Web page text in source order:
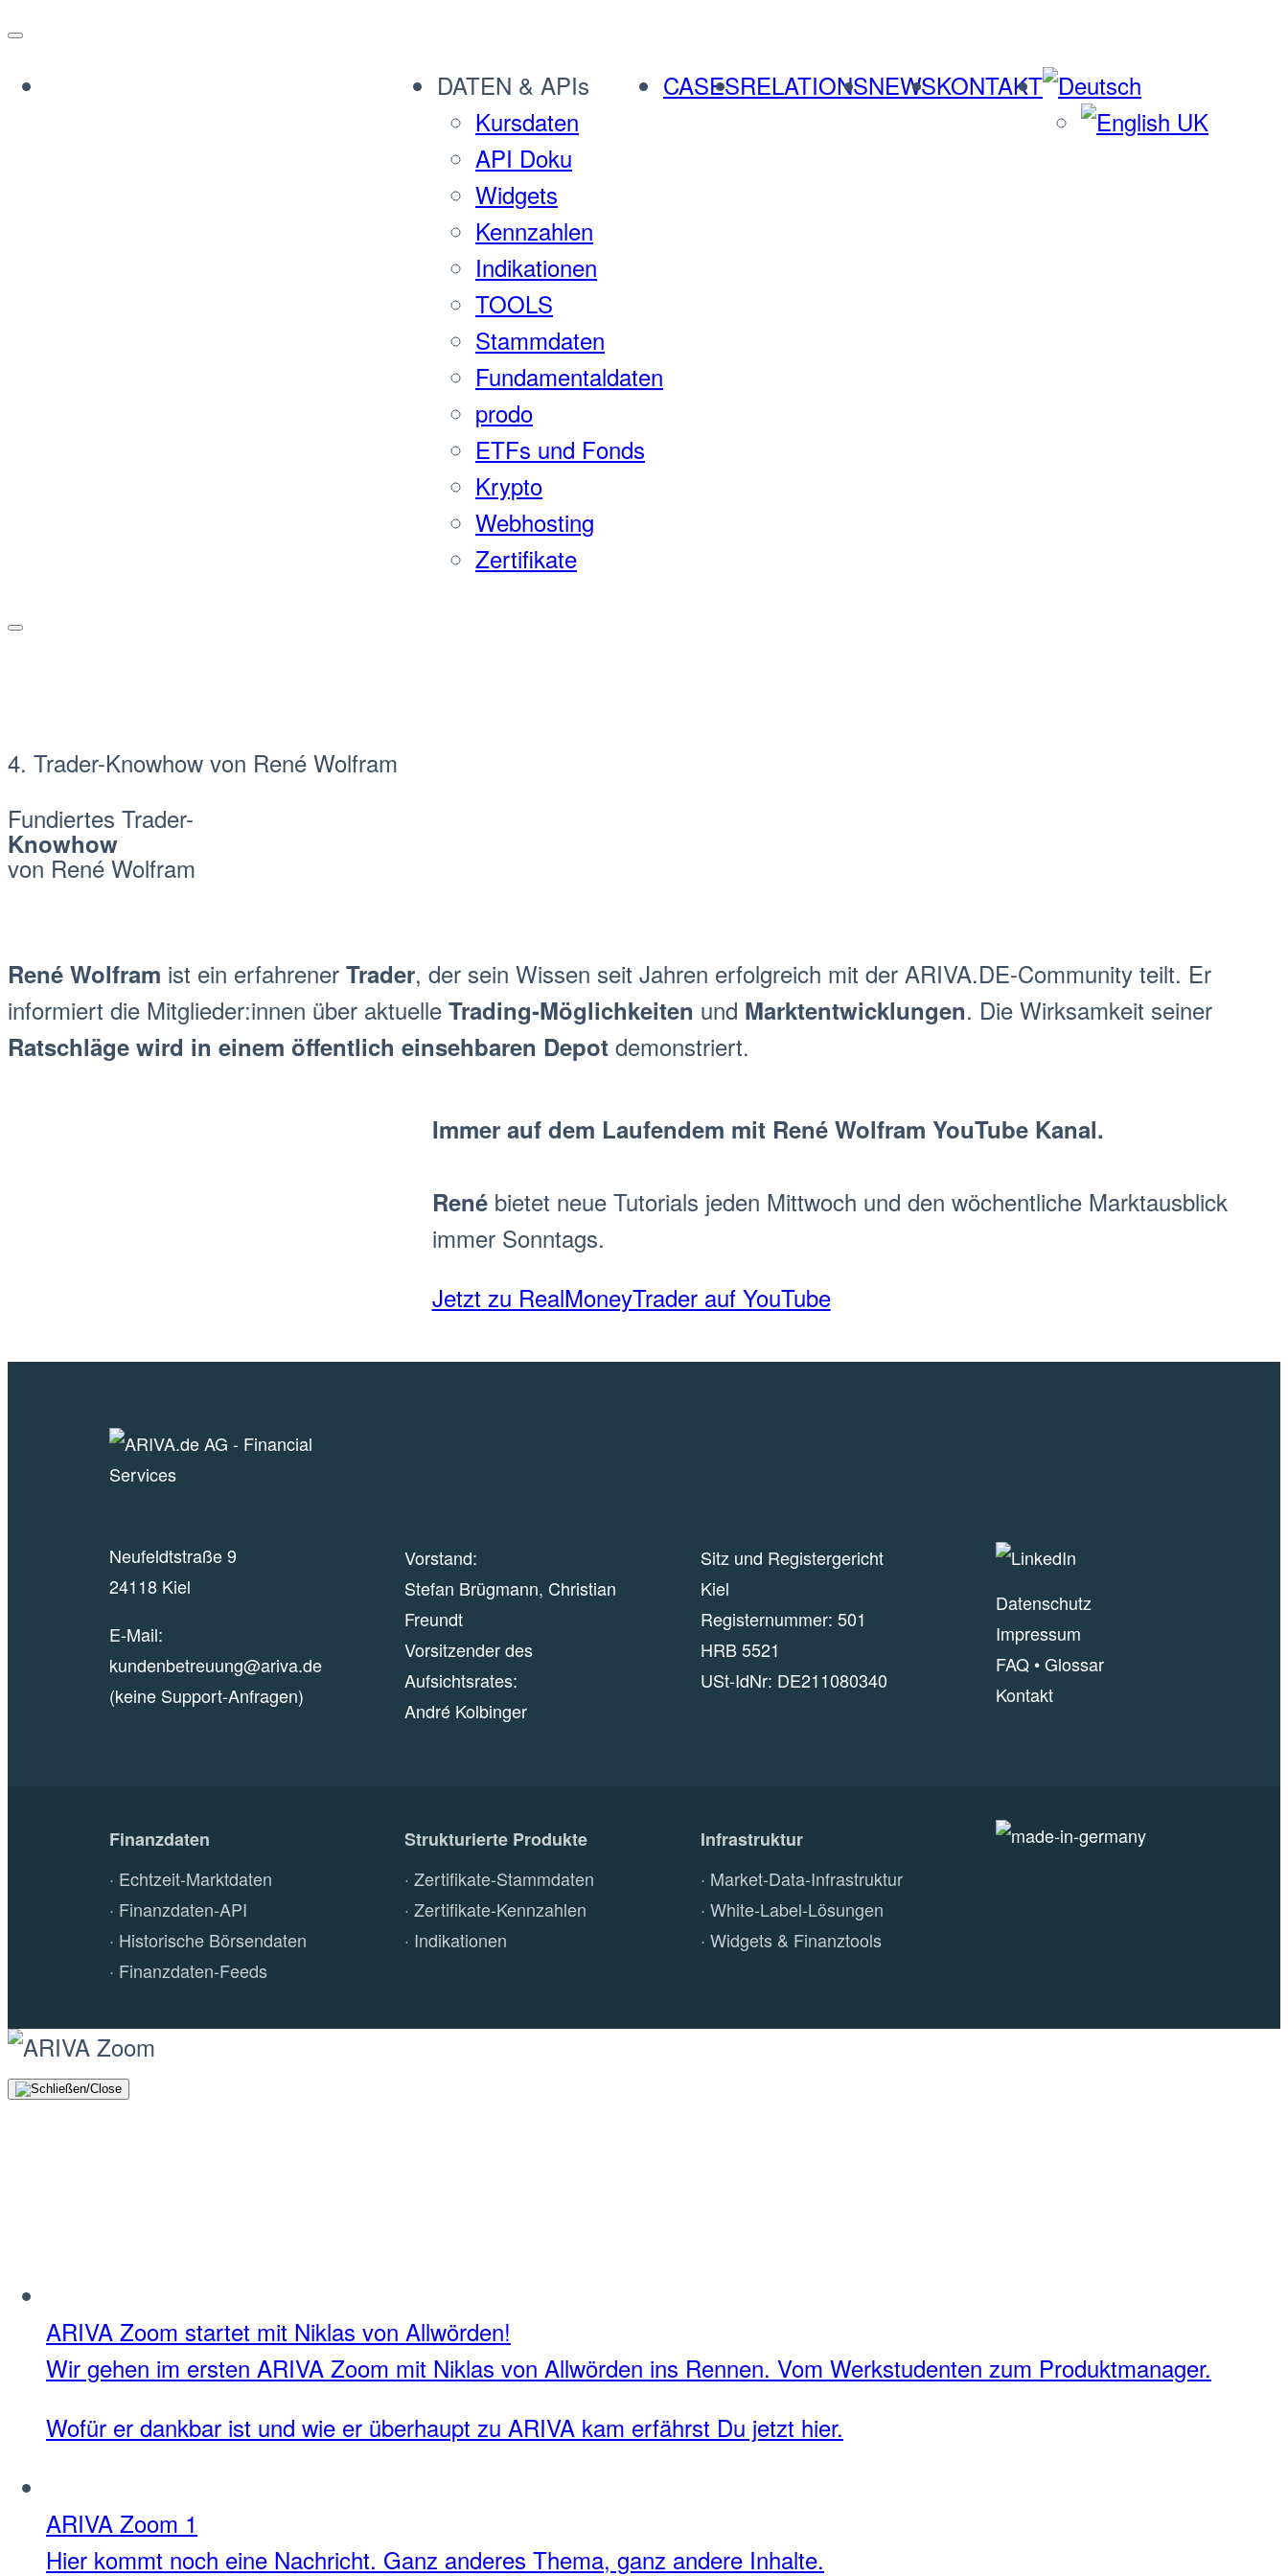
Zum
springen
DATEN & APIs
Kursdaten
API Doku
Widgets
Kennzahlen
Indikationen
TOOLS
Stammdaten
Fundamentaldaten
prodo
ETFs und Fonds
Krypto
Webhosting
Zertifikate
CASESRELATIONSNEWSKONTAKT
4. Trader-Knowhow von René Wolfram
Fundiertes Trader-
Knowhow
von René Wolfram
René Wolfram ist ein erfahrener Trader, der sein Wissen seit Jahren erfolgreich mit der ARIVA.DE-Community teilt. Er
informiert die Mitglieder:innen über aktuelle Trading-Möglichkeiten und Marktentwicklungen. Die Wirksamkeit seiner
Ratschläge wird in einem öffentlich einsehbaren Depot demonstriert.
Immer auf dem Laufendem mit René Wolfram YouTube Kanal.
Renébietet neue Tutorials jeden Mittwoch und den wöchentliche Marktausblick
immer Sonntags.
Jetzt zu RealMoneyTrader auf YouTube
Neufeldtstraße 9
24118 Kiel
E-Mail:
kundenbetreuung@ariva.de
(keine Support-Anfragen)
Vorstand:
Stefan Brügmann, Christian
Freundt
Vorsitzender des
Aufsichtsrates:
André Kolbinger
Sitz und Registergericht
Kiel
Registernummer: 501
HRB 5521
USt-IdNr: DE211080340
Datenschutz
Impressum
FAQ•Glossar
Kontakt
Finanzdaten
Echtzeit-Marktdaten
Finanzdaten-API
Historische Börsendaten
Finanzdaten-Feeds
Strukturierte Produkte
Zertifikate-Stammdaten
Zertifikate-Kennzahlen
Indikationen
Infrastruktur
Market-Data-Infrastruktur
White-Label-Lösungen
Widgets & Finanztools
ARIVA Zoom startet mit Niklas von Allwörden!
Wir gehen im ersten ARIVA Zoom mit Niklas von Allwörden ins Rennen. Vom Werkstudenten zum Produktmanager.
Wofür er dankbar ist und wie er überhaupt zu ARIVA kam erfährst Du jetzt hier.
ARIVA Zoom 1
Hier kommt noch eine Nachricht. Ganz anderes Thema, ganz andere Inhalte.